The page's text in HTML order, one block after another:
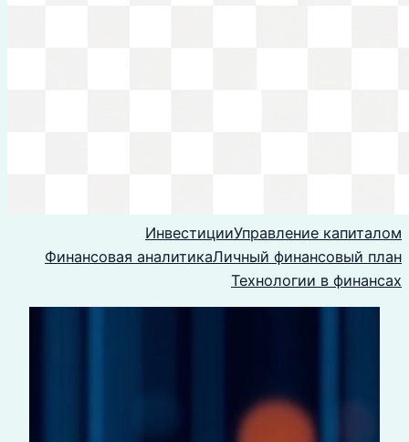
ИнвестицииУправление капиталом
Финансовая аналитикаЛичный финансовый план
Технологии в финансах